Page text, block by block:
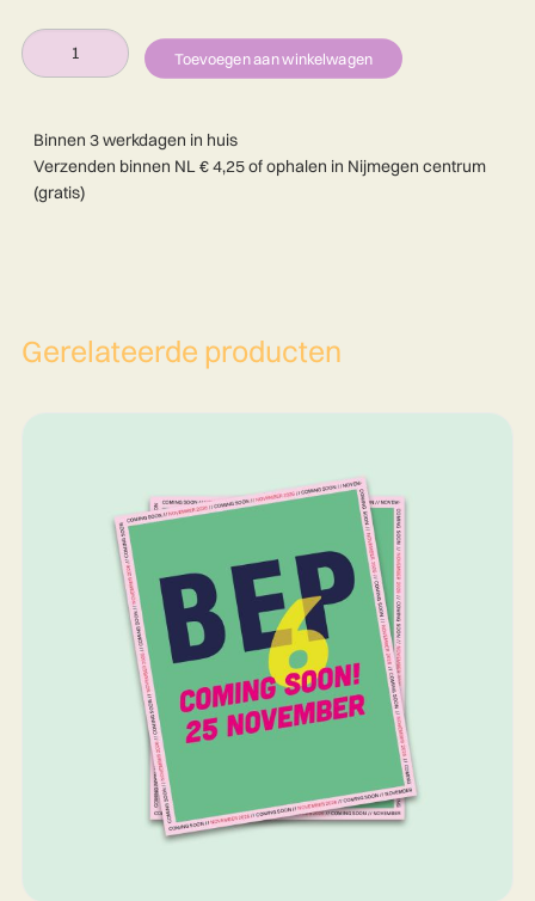
was:
€ 12,95.
is:
€ 9,95.
BEP
#4
aantal
Toevoegen aan winkelwagen
Binnen 3 werkdagen in huis
Verzenden binnen NL € 4,25 of ophalen in Nijmegen centrum
(gratis)
Gerelateerde producten